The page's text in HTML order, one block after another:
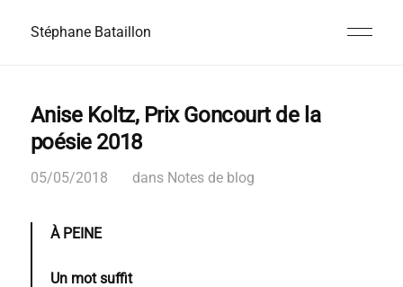
Stéphane Bataillon
Anise Koltz, Prix Goncourt de la
poésie 2018
05/05/2018 dans Notes de blog
À PEINE
Un mot suffit